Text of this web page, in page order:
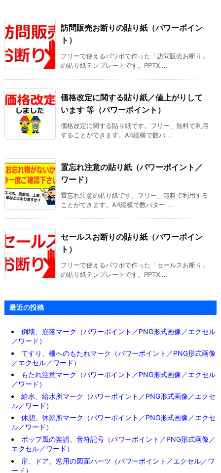
訪問販売お断りの貼り紙（パワーポイン
ト）
フリーで使えるパワポで作った「訪問販売お断り」
の貼り紙テンプレートです。PPTX ...
価格改定に関する貼り紙／値上がりして
います 等（パワーポイント）
価格改定に関する貼り紙です。フリー、無料で利用
することができます。A4縦横で数パ ...
置忘れ注意の貼り紙（パワーポイント／
ワード）
置忘れ注意の貼り紙です。フリー、無料で利用する
ことができます。A4縦横で数パター ...
セールスお断りの貼り紙（パワーポイン
ト）
フリーで使えるパワポで作った「セールスお断り」
の貼り紙テンプレートです。PPTX ...
最近の投稿
倒壊、崩落マーク（パワーポイント／PNG形式画像／エクセル
／ワード）
てすり、柵へのもたれマーク（パワーポイント／PNG形式画像
／エクセル／ワード）
もたれ注意マーク（パワーポイント／PNG形式画像／エクセル
／ワード）
給水、給水所マーク（パワーポイント／PNG形式画像／エクセ
ル／ワード）
休憩、休憩所マーク（パワーポイント／PNG形式画像／エクセ
ル／ワード）
ポップ風の楽譜、音符記号（パワーポイント／PNG形式画像／
エクセル／ワード）
扉、ドア、窓用の図面パーツ（パワーポイント／エクセル／ワ
ード）